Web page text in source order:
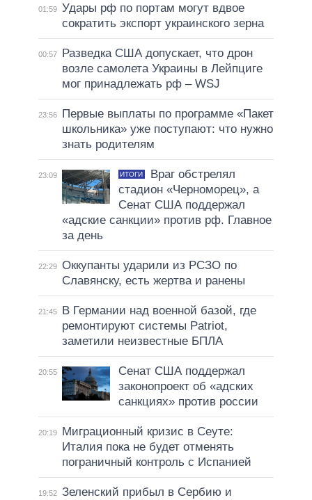
01:59 Удары рф по портам могут вдвое
сократить экспорт украинского зерна
00:57
Разведка США допускает, что дрон
возле самолета Украины в Лейпциге
мог принадлежать рф – WSJ
23:56
Первые выплаты по программе «Пакет
школьника» уже поступают: что нужно
знать родителям
23:09 ИТОГИ
Враг обстрелял
стадион «Черноморец», а
Сенат США поддержал
«адские санкции» против рф. Главное
за день
22:29 Оккупанты ударили из РСЗО по
Славянску, есть жертва и ранены
21:45
В Германии над военной базой, где
ремонтируют системы Patriot,
заметили неизвестные БПЛА
20:55
Сенат США поддержал
законопроект об «адских
санкциях» против россии
20:19
Миграционный кризис в Сеуте:
Италия пока не будет отменять
пограничный контроль с Испанией
19:52 Зеленский прибыл в Сербию и